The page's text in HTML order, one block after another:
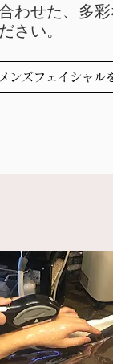
わせた、多
さい。
メンズフェイシャル